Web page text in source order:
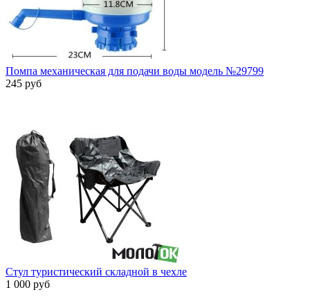
Помпа механическая для подачи воды модель №29799
245 руб
Стул туристический складной в чехле
1 000 руб